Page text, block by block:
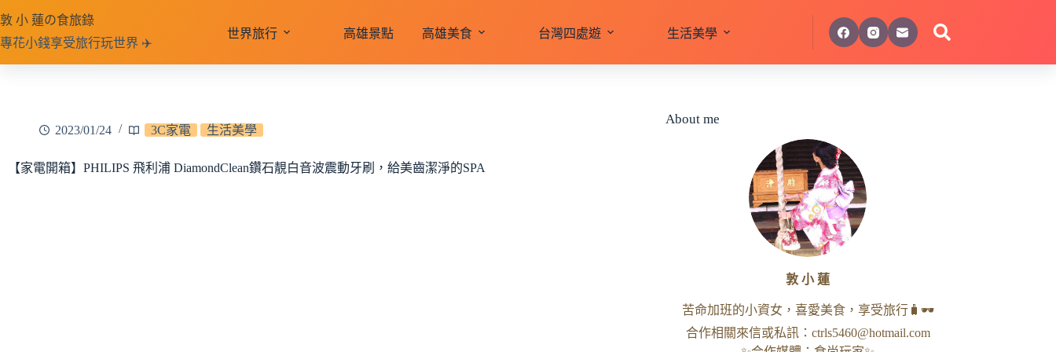
至
主
要
敦 小 蓮の食旅錄
專花小錢享受旅行玩世界 ✈️
世界旅行 高雄景點 高雄美食 台灣四處遊 生活美學
2023/01/24 3C家電 生活美學
【家電開箱】PHILIPS 飛利浦 DiamondClean鑽石靚白音波震動牙刷，給美齒潔淨的SPA
About me
敦 小 蓮
苦命加班的小資女，喜愛美食，享受旅行🧳🕶
合作相關來信或私訊： ctrls5460@hotmail.com